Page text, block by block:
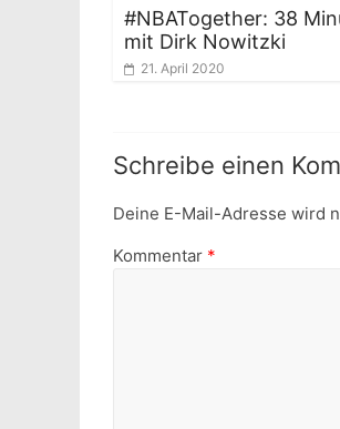
#NBATogether: 38
mit Dirk Nowitzki
21. April 2020
Schreibe einen
Deine E-Mail-Adresse wird
Kommentar *